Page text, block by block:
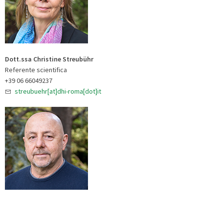
Dott.ssa Christine Streubühr
Referente scientifica
+39 06 66049237
streubuehr[at]dhi-roma[dot]it